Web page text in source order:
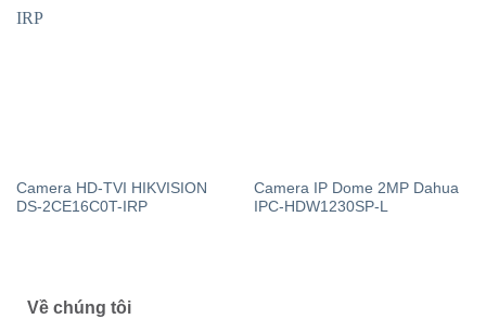
Camera HD-TVI HIKVISION
DS-2CE16C0T-IRP
Camera IP Dome 2MP Dahua
IPC-HDW1230SP-L
Về chúng tôi